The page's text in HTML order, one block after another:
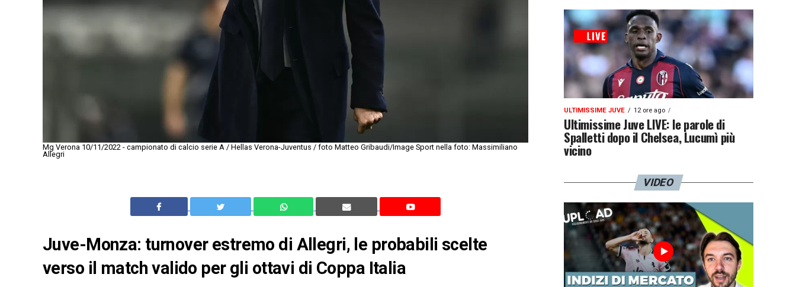
Mg Verona 10/11/2022 - campionato di calcio serie A / Hellas Verona-Juventus / foto Matteo Gribaudi/Image Sport nella foto: Massimiliano
Allegri
Juve-Monza: turnover estremo di Allegri, le probabili scelte
verso il match valido per gli ottavi di Coppa Italia
ULTIMISSIME JUVE 12 ore ago
Ultimissime Juve LIVE: le parole di
Spalletti dopo il Chelsea, Lucumì più
vicino
VIDEO